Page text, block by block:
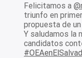
Felicitamos a
triunfo en
propuesta de
Y saludamos la
candidatos